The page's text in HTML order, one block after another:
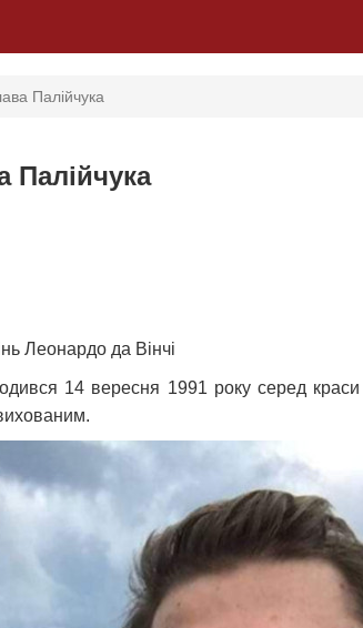
Палійчука
Палійчука
Леонардо да Вінчі
14 вересня 1991 року серед